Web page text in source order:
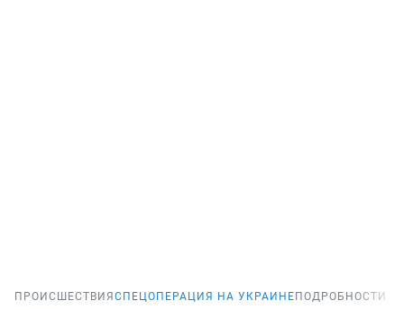
ПРОИСШЕСТВИЯ СПЕЦОПЕРАЦИЯ НА УКРАИНЕ ПОДРОБНОСТИ